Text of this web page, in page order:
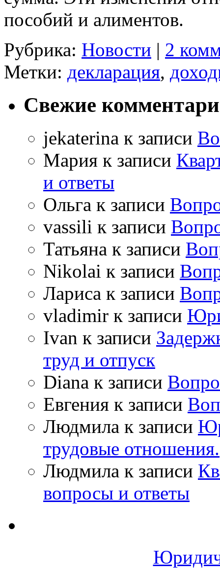
пособий и алиментов.
Рубрика: Новости | 2
Метки: декларация,
Свежие
jekaterina к записи
Мария к записи
и ответы
Ольга к записи
vassili к записи
Татьяна к записи
Nikolai к записи
Лариса к записи
vladimir к записи
Ivan к записи
труд и отпуск
Diana к записи
Евгения к записи
Людмила к записи
трудовые отношения.
Людмила к записи
вопросы и ответы